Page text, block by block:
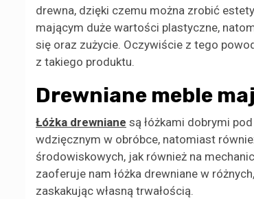
drewna, dzięki czemu można zrobić
mającym duże wartości plastyczne,
się oraz zużycie. Oczywiście z tego
z takiego produktu.
Drewniane meble
Łóżka drewniane są łóżkami dobrymi
wdzięcznym w obróbce, natomiast
środowiskowych, jak również na
zaoferuje nam łóżka drewniane w
zaskakując własną trwałością.